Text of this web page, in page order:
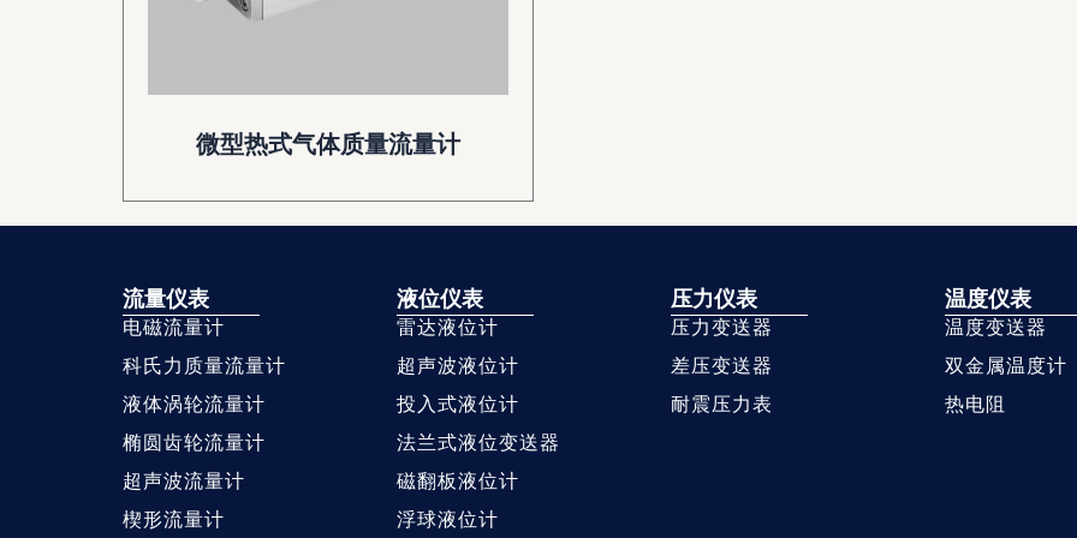
微型热式气体质量流量计
流量仪表
电磁流量计
科氏力质量流量计
液体涡轮流量计
椭圆齿轮流量计
超声波流量计
楔形流量计
液位仪表
雷达液位计
超声波液位计
投入式液位计
法兰式液位变送器
磁翻板液位计
浮球液位计
压力仪表
压力变送器
差压变送器
耐震压力表
温度仪表
温度变送器
双金属温度计
热电阻